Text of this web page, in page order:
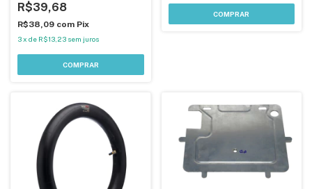
R$39,68
R$38,09 com Pix
3x de R$13,23 sem juros